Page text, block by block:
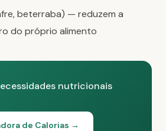
beterraba) — reduzem a
do próprio alimento
nutricionais
de Calorias →